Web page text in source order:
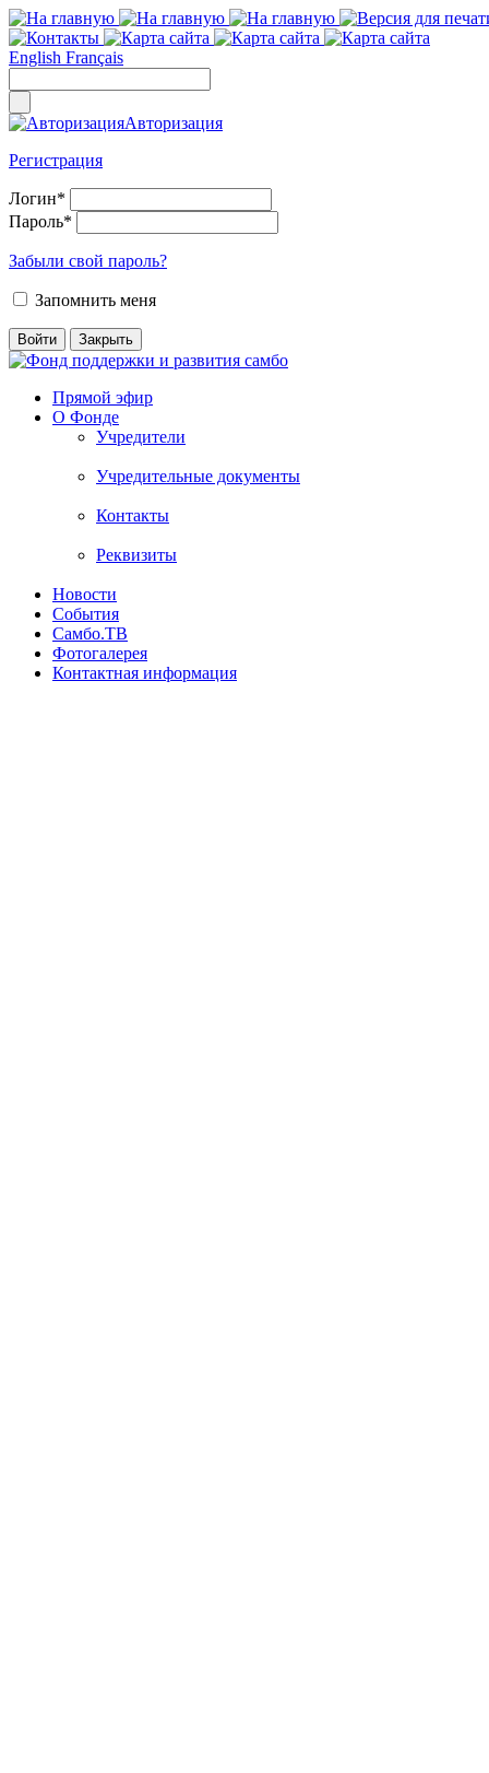
English Français
Авторизация
Регистрация
Логин*
Пароль*
Забыли свой пароль?
Запомнить меня
Прямой эфир
О Фонде
Учредители
Учредительные документы
Контакты
Реквизиты
Новости
События
Самбо.ТВ
Фотогалерея
Контактная информация